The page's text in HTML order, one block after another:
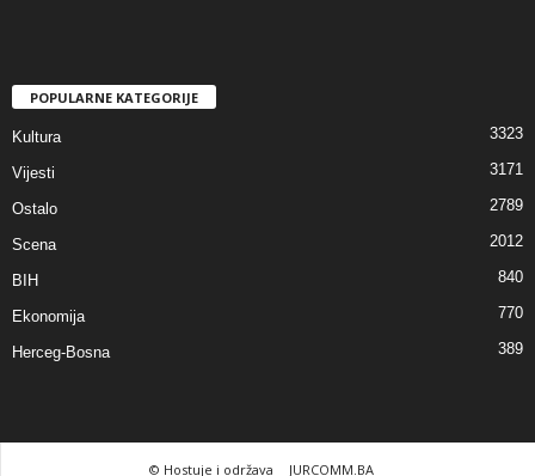
POPULARNE KATEGORIJE
Kultura 3323
Vijesti 3171
Ostalo 2789
Scena 2012
BIH 840
Ekonomija 770
Herceg-Bosna 389
© Hostuje i održava JURCOMM.BA